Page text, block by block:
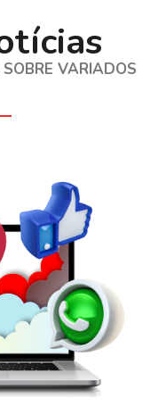
VARIADOS